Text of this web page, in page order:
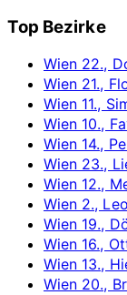
Top Bezirke
Wien 22.,
Wien 21.,
Wien 11.,
Wien 10.,
Wien 14.,
Wien 23.,
Wien 12.,
Wien 2.,
Wien 19.,
Wien 16.,
Wien 13.,
Wien 20.,